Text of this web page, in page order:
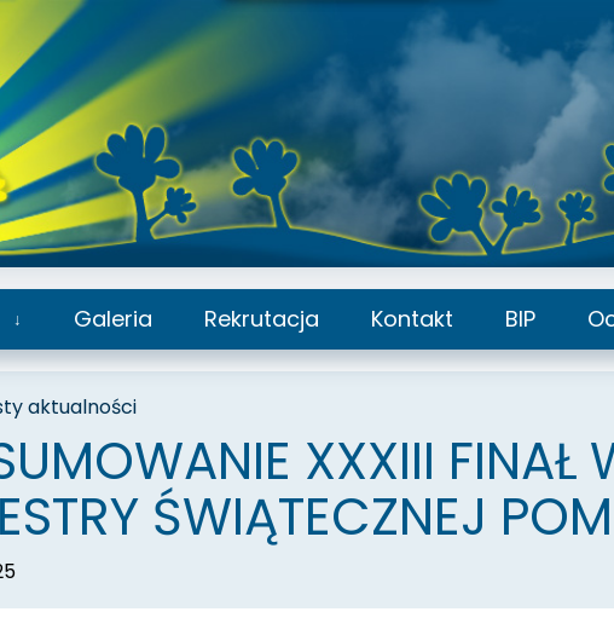
Rozwiń
podmenu
Galeria Rekrutacja Kontakt BIP
aktualności
XXXIII FINAŁ
ŚWIĄTECZNEJ